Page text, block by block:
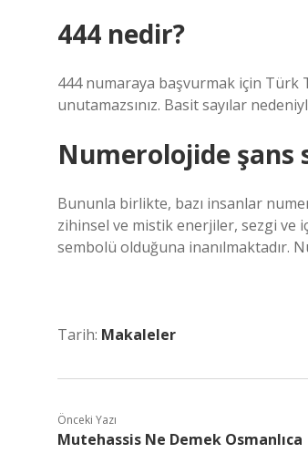
444 nedir?
444 numaraya başvurmak için Türk
unutamazsınız. Basit sayılar
Numerolojide şans
Bununla birlikte, bazı insanlar
zihinsel ve mistik enerjiler, sezgi ve
sembolü olduğuna inanılmaktadır.
Tarih: Makaleler
Önceki Yazı
Mutehassis Ne Demek Osmanlıca